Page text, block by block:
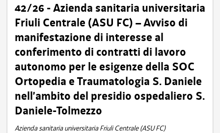
42/26 - Azienda sanitaria universitaria
Friuli Centrale (ASU FC) – Avviso di
manifestazione di interesse al
conferimento di contratti di lavoro
autonomo per le esigenze della SOC
Ortopedia e Traumatologia S. Daniele
nell’ambito del presidio ospedaliero S.
Daniele-Tolmezzo
Azienda sanitaria universitaria Friuli Centrale (ASU FC)